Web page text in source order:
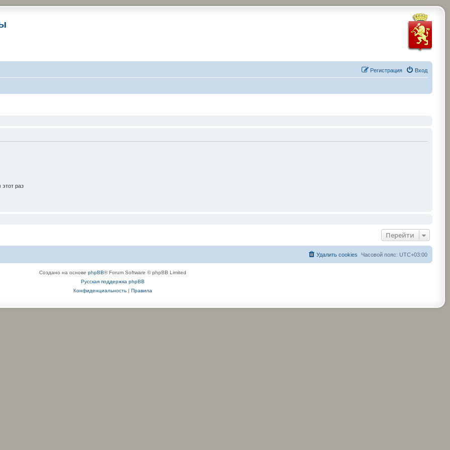
Вход
Регистрация
раз
Перейти
Часовой пояс: UTC+03:00
Удалить cookies
Создано на основе phpBB® Forum Software © phpBB Limited
Русская поддержка phpBB
Конфиденциальность| Правила